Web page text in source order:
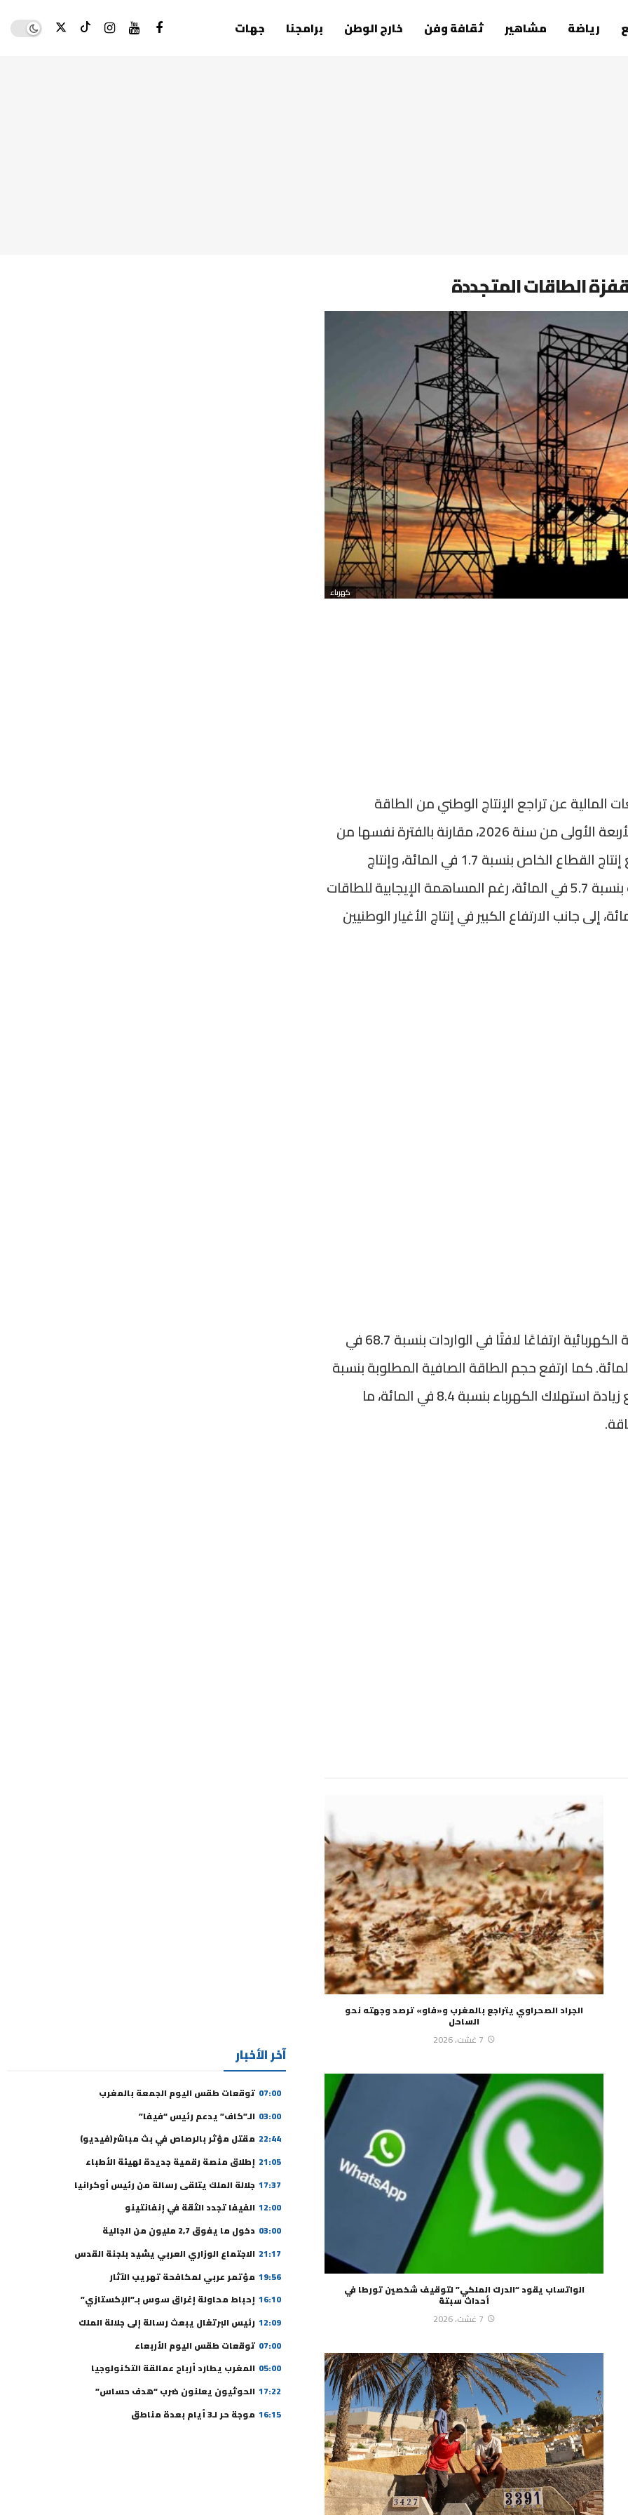
رياضة مشاهير ثقافة وفن خارج الوطن برامجنا جهات mode
الطاقات المتجددة
كهرباء
المالية عن تراجع الإنتاج الوطني من الطاقة
الكهربائية بنسبة 0.3 في المائة خلال الأشهر الأربعة الأولى من سنة 2026، مقارنة بالفترة نفسها من
العام الماضي. ويعزى هذا الانخفاض إلى تراجع إنتاج القطاع الخاص بنسبة 1.7 في المائة، وإنتاج
المكتب الوطني للكهرباء والماء الصالح للشرب بنسبة 5.7 في المائة، رغم المساهمة الإيجابية للطاقات
ارتفع إنتاجها بنسبة 20.7 في المائة، إلى جانب الارتفاع الكبير في إنتاج الأغيار الوطنيين
وفي المقابل، سجلت المبادلات الخارجية للطاقة الكهربائية ارتفاعًا لافتًا في الواردات بنسبة 68.7 في
تراجع الصادرات بنسبة 44.2 في المائة. كما ارتفع حجم الطاقة الصافية المطلوبة بنسبة
4.5 في المائة عند متم أبريل 2026، بالتزامن مع زيادة استهلاك الكهرباء بنسبة 8.4 في المائة، ما
الجراد الصحراوي يتراجع بالمغرب و«فاو» ترصد وجهته نحو
الساحل
7 غشت، 2026
الواتساب يقود “الدرك الملكي” لتوقيف شخصين تورطا في
أحداث سبتة
7 غشت، 2026
آخر الأخبار
07:00 توقعات طقس اليوم الجمعة بالمغرب
03:00 الـ”كاف” يدعم رئيس “فيفا”
22:44 مقتل مؤثر بالرصاص في بث مباشر(فيديو)
21:05 إطلاق منصة رقمية جديدة لهيئة الأطباء
17:37 جلالة الملك يتلقى رسالة من رئيس أوكرانيا
12:00 الفيفا تجدد الثقة في إنفانتينو
03:00 دخول ما يفوق 2,7 مليون من الجالية
21:17 الاجتماع الوزاري العربي يشيد بلجنة القدس
19:56 مؤتمر عربي لمكافحة تهريب الآثار
16:10 إحباط محاولة إغراق سوس بـ”الإكستازي”
12:09 رئيس البرتغال يبعث رسالة إلى جلالة الملك
07:00 توقعات طقس اليوم الأربعاء
05:00 المغرب يطارد أرباح عمالقة التكنولوجيا
17:22 الحوثيون يعلنون ضرب “هدف حساس”
16:15 موجة حر لـ3 أيام بعدة مناطق